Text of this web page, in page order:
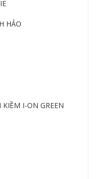
HẢO
I-ON GREEN